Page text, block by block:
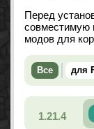
Перед
совместимую
модов для
Все для
1.21.4